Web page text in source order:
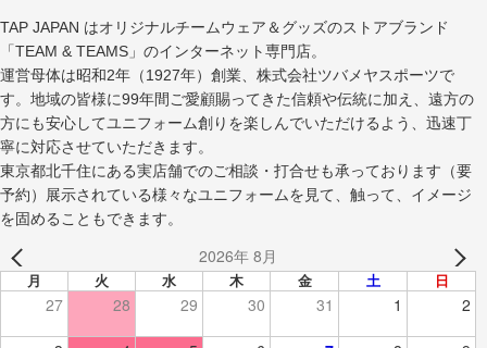
TAP JAPAN はオリジナルチームウェア＆グッズのストアブランド
「TEAM & TEAMS」のインターネット専門店。
運営母体は昭和2年（1927年）創業、株式会社ツバメヤスポーツで
す。地域の皆様に99年間ご愛顧賜ってきた信頼や伝統に加え、遠方の
方にも安心してユニフォーム創りを楽しんでいただけるよう、迅速丁
寧に対応させていただきます。
東京都北千住にある実店舗でのご相談・打合せも承っております（要
予約）展示されている様々なユニフォームを見て、触って、イメージ
を固めることもできます。
2026年 8月
月 火 水 木 金 土 日
27 28 29 30 31 1 2